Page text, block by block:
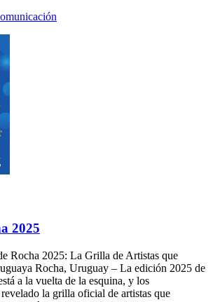
2025
Rocha 2025: La Grilla de Artistas que
Rocha, Uruguay – La edición 2025 de
a la vuelta de la esquina, y los
la grilla oficial de artistas que